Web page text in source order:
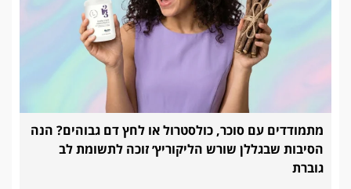
מתמודדים עם סוכר, כולסטרול או לחץ דם גבוהים? הנה
הסיבות שבגללן שורש הליקוריץ׳ זוכה לתשומת לב
גוברת